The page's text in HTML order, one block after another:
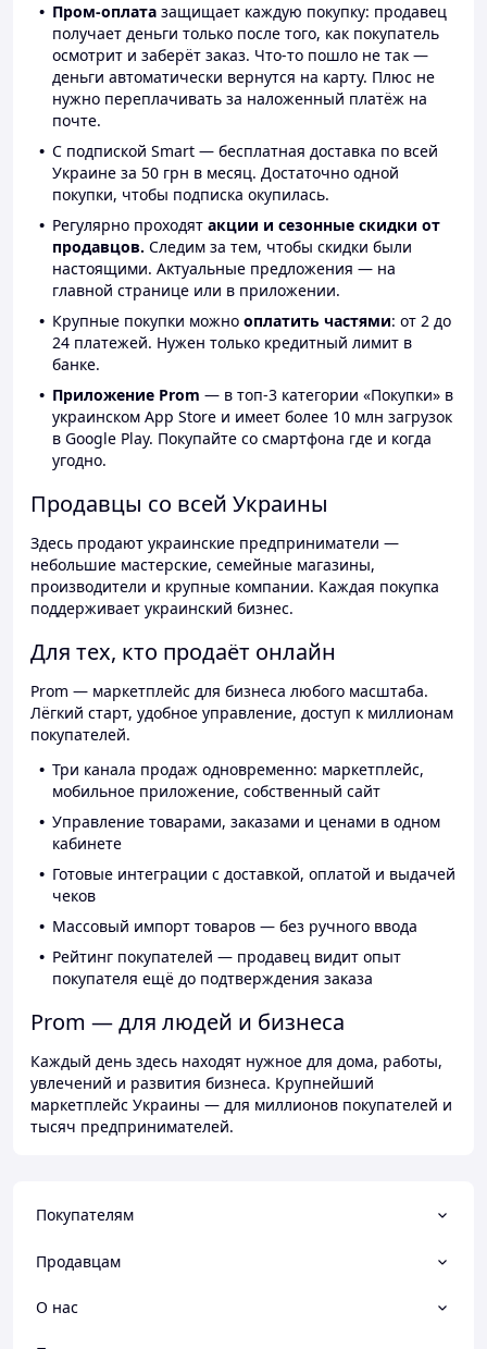
Пром-оплата защищает каждую покупку: продавец
получает деньги только после того, как покупатель
осмотрит и заберёт заказ. Что-то пошло не так —
деньги автоматически вернутся на карту. Плюс не
нужно переплачивать за наложенный платёж на
почте.
С подпиской Smart — бесплатная доставка по всей
Украине за 50 грн в месяц. Достаточно одной
покупки, чтобы подписка окупилась.
Регулярно проходят акции и сезонные скидки от
продавцов. Следим за тем, чтобы скидки были
настоящими. Актуальные предложения — на
главной странице или в приложении.
Крупные покупки можно оплатить частями: от 2 до
24 платежей. Нужен только кредитный лимит в
банке.
Приложение Prom — в топ-3 категории «Покупки» в
украинском App Store и имеет более 10 млн загрузок
в Google Play. Покупайте со смартфона где и когда
угодно.
Продавцы со всей Украины
Здесь продают украинские предприниматели —
небольшие мастерские, семейные магазины,
производители и крупные компании. Каждая покупка
поддерживает украинский бизнес.
Для тех, кто продаёт онлайн
Prom — маркетплейс для бизнеса любого масштаба.
Лёгкий старт, удобное управление, доступ к миллионам
покупателей.
Три канала продаж одновременно: маркетплейс,
мобильное приложение, собственный сайт
Управление товарами, заказами и ценами в одном
кабинете
Готовые интеграции с доставкой, оплатой и выдачей
чеков
Массовый импорт товаров — без ручного ввода
Рейтинг покупателей — продавец видит опыт
покупателя ещё до подтверждения заказа
Prom — для людей и бизнеса
Каждый день здесь находят нужное для дома, работы,
увлечений и развития бизнеса. Крупнейший
маркетплейс Украины — для миллионов покупателей и
тысяч предпринимателей.
Покупателям
Продавцам
О нас